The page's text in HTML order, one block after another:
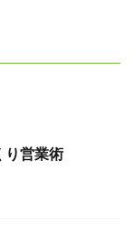
り営業術